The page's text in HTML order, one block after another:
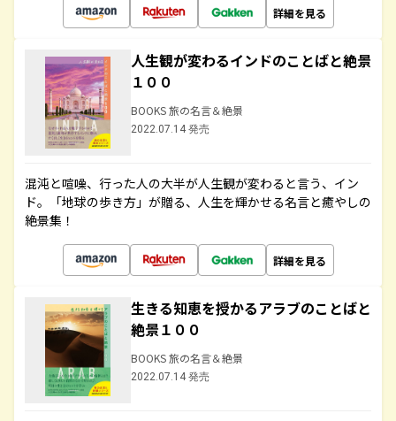
詳細を見る
人生観が変わるインドのことばと絶景
１００
BOOKS 旅の名言＆絶景
2022.07.14 発売
混沌と喧噪、行った人の大半が人生観が変わると言う、イン
ド。「地球の歩き方」が贈る、人生を輝かせる名言と癒やしの
絶景集！
詳細を見る
生きる知恵を授かるアラブのことばと
絶景１００
BOOKS 旅の名言＆絶景
2022.07.14 発売